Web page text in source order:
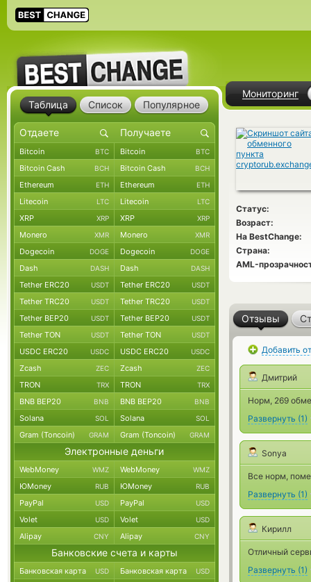
Мониторинг
Статус:
Возраст:
На BestChange:
Страна:
AML-
Отзывы
Добавить
Дмитрий
Норм, 269
Развернуть (1)
Sonya
Все норм,
Развернуть (1)
Кирилл
Отличный
Развернуть (1)
Таблица Список Популярное
Bitcoin BTC Bitcoin BTC
Bitcoin Cash BCH Bitcoin Cash BCH
Ethereum ETH Ethereum ETH
Litecoin LTC Litecoin LTC
XRP XRP XRP XRP
Monero XMR Monero XMR
Dogecoin DOGE Dogecoin DOGE
Dash DASH Dash DASH
Tether ERC20 USDT Tether ERC20 USDT
Tether TRC20 USDT Tether TRC20 USDT
Tether BEP20 USDT Tether BEP20 USDT
Tether TON USDT Tether TON USDT
USDC ERC20 USDC USDC ERC20 USDC
Zcash ZEC Zcash ZEC
TRON TRX TRON TRX
BNB BEP20 BNB BNB BEP20 BNB
Solana SOL Solana SOL
Gram (Toncoin) GRAM Gram (Toncoin) GRAM
Электронные деньги
WebMoney WMZ WebMoney WMZ
ЮMoney RUB ЮMoney RUB
PayPal USD PayPal USD
Volet USD Volet USD
Alipay CNY Alipay CNY
Банковские счета и карты
Банковская карта USD Банковская карта USD